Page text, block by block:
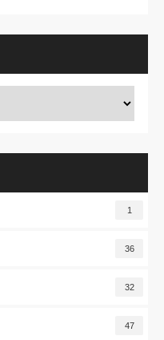
1
36
32
47